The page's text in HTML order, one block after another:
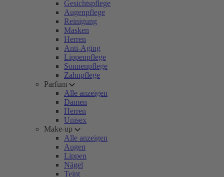
Gesichtspflege
Augenpflege
Reinigung
Masken
Herren
Anti-Aging
Lippenpflege
Sonnenpflege
Zahnpflege
Parfum
Alle anzeigen
Damen
Herren
Unisex
Make-up
Alle anzeigen
Augen
Lippen
Nägel
Teint